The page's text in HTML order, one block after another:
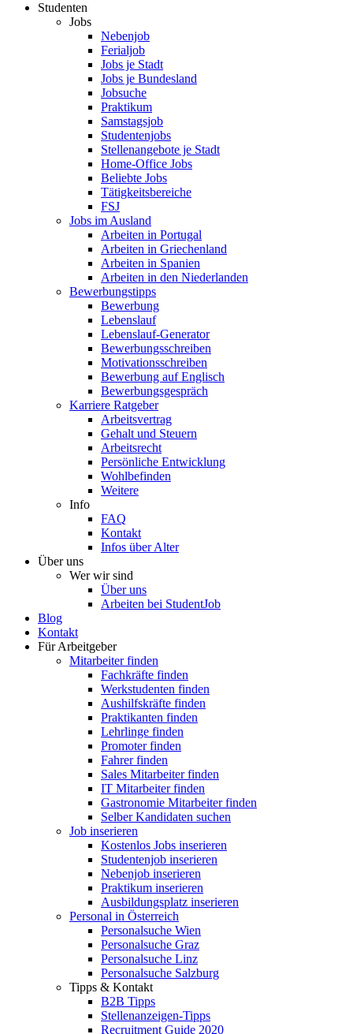
Studenten
Jobs
Nebenjob
Ferialjob
Jobs je Stadt
Jobs je Bundesland
Jobsuche
Praktikum
Samstagsjob
Studentenjobs
Stellenangebote je Stadt
Home-Office Jobs
Beliebte Jobs
Tätigkeitsbereiche
FSJ
Jobs im Ausland
Arbeiten in Portugal
Arbeiten in Griechenland
Arbeiten in Spanien
Arbeiten in den Niederlanden
Bewerbungstipps
Bewerbung
Lebenslauf
Lebenslauf-Generator
Bewerbungsschreiben
Motivationsschreiben
Bewerbung auf Englisch
Bewerbungsgespräch
Karriere Ratgeber
Arbeitsvertrag
Gehalt und Steuern
Arbeitsrecht
Persönliche Entwicklung
Wohlbefinden
Weitere
Info
FAQ
Kontakt
Infos über Alter
Über uns
Wer wir sind
Über uns
Arbeiten bei StudentJob
Blog
Kontakt
Für Arbeitgeber
Mitarbeiter finden
Fachkräfte finden
Werkstudenten finden
Aushilfskräfte finden
Praktikanten finden
Lehrlinge finden
Promoter finden
Fahrer finden
Sales Mitarbeiter finden
IT Mitarbeiter finden
Gastronomie Mitarbeiter finden
Selber Kandidaten suchen
Job inserieren
Kostenlos Jobs inserieren
Studentenjob inserieren
Nebenjob inserieren
Praktikum inserieren
Ausbildungsplatz inserieren
Personal in Österreich
Personalsuche Wien
Personalsuche Graz
Personalsuche Linz
Personalsuche Salzburg
Tipps & Kontakt
B2B Tipps
Stellenanzeigen-Tipps
Recruitment Guide 2020